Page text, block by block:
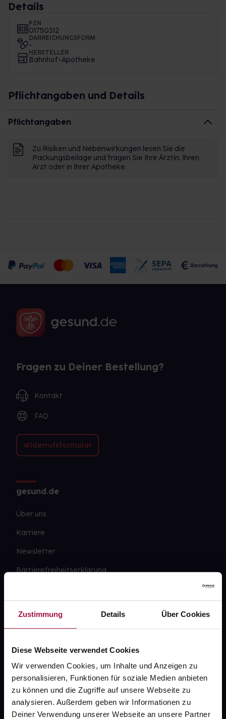
Zustimmung Details Über Cookies
Diese Webseite verwendet Cookies
Wir verwenden Cookies, um Inhalte und Anzeigen zu
personalisieren, Funktionen für soziale Medien anbieten
zu können und die Zugriffe auf unsere Webseite zu
analysieren. Außerdem geben wir Informationen zu
Deiner Verwendung unserer Webseite an unsere Partner
Details
PZN
01750312
DARREICHUNGSFORM
-
HERSTELLER
Bahnhof-Apotheke
Pflichtangaben und Details
Pflichtangaben
Zu Risiken und Nebenwirkungen lesen Sie die
Packungsbeilage und fragen Sie Ihre Ärztin, Ihren
Arzt oder in Ihrer Apotheke.
Fragen zu Deiner Bestellung?
Kontakt
FAQ
Widerrufsformular
gesund.de
Über uns
Karriere
Newsletter
Barrierefreiheitserklärung
Sanitätshäuser
AGB
Impressum